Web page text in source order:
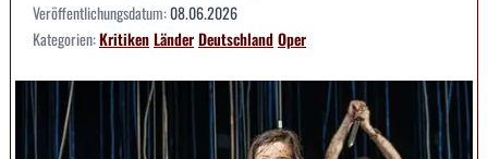
Veröffentlichungsdatum:08.06.2026
Kategorien:KritikenLänderDeutschlandOper